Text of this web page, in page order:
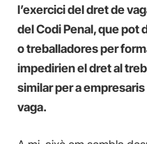
l’exercici del dret de
del Codi Penal, que pot
o treballadores per
impedirien el dret al
similar per a
vaga.